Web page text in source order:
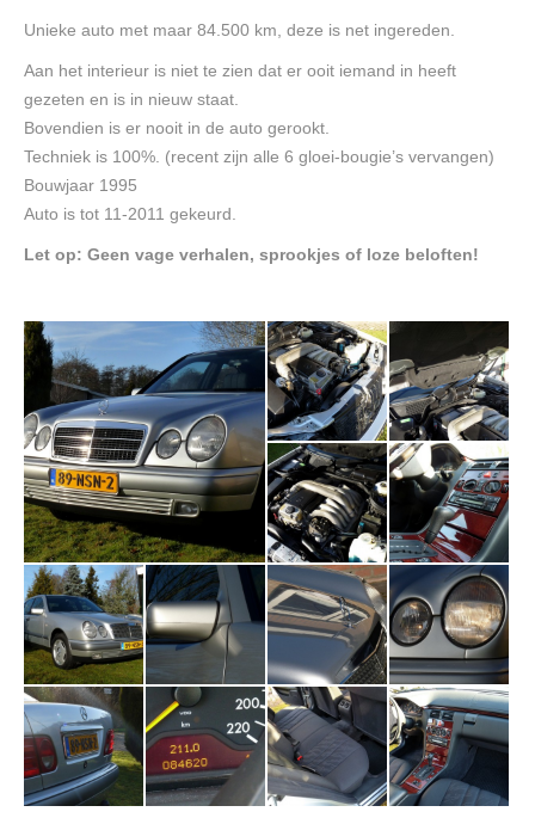
Unieke auto met maar 84.500 km, deze is net ingereden.
Aan het interieur is niet te zien dat er ooit iemand in heeft
gezeten en is in nieuw staat.
Bovendien is er nooit in de auto gerookt.
Techniek is 100%. (recent zijn alle 6 gloei-bougie’s vervangen)
Bouwjaar 1995
Auto is tot 11-2011 gekeurd.
Let op: Geen vage verhalen, sprookjes of loze beloften!